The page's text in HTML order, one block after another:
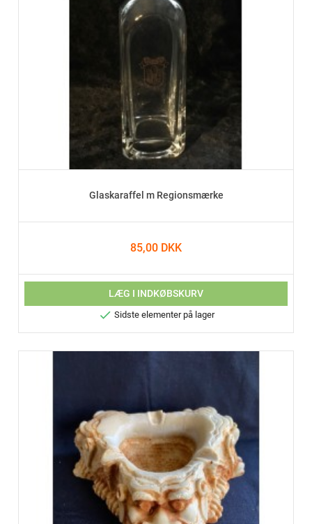
Glaskaraffel m Regionsmærke
85,00 DKK
LÆG I INDKØBSKURV
 Sidste elementer på lager